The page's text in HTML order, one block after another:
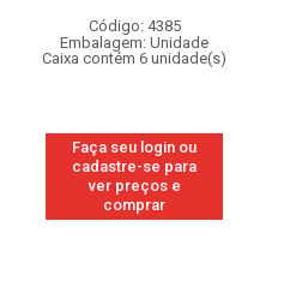
Código: 4385
Embalagem: Unidade
Caixa contém 6 unidade(s)
Faça seu login ou
cadastre-se para
ver preços e
comprar